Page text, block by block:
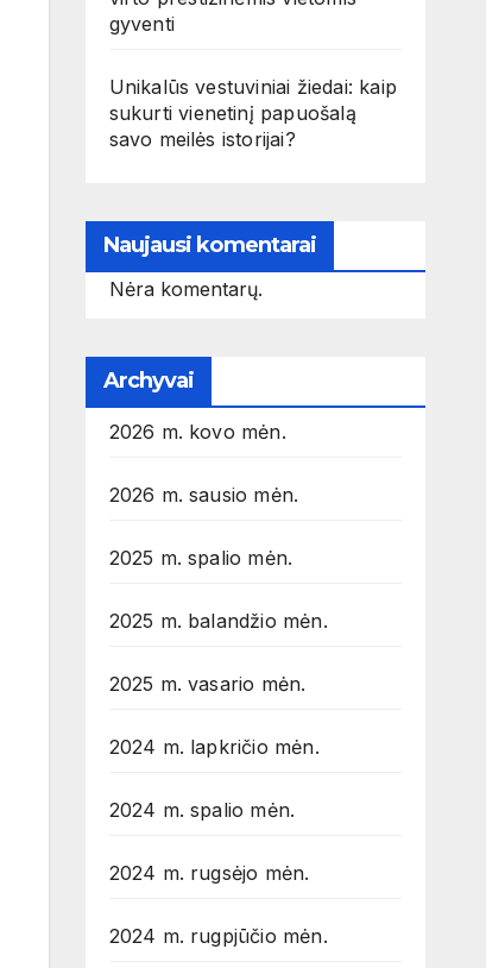
gyventi
Unikalūs vestuviniai žiedai: kaip
sukurti vienetinį papuošalą
savo meilės istorijai?
Naujausi komentarai
Nėra komentarų.
Archyvai
2026 m. kovo mėn.
2026 m. sausio mėn.
2025 m. spalio mėn.
2025 m. balandžio mėn.
2025 m. vasario mėn.
2024 m. lapkričio mėn.
2024 m. spalio mėn.
2024 m. rugsėjo mėn.
2024 m. rugpjūčio mėn.